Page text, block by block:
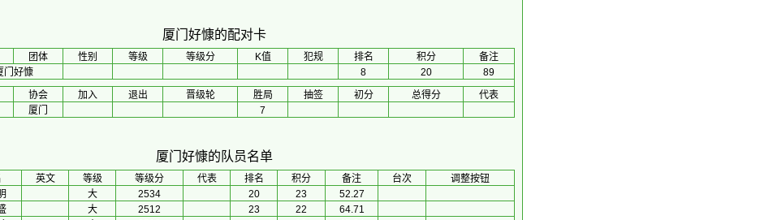
厦门好慷的配对卡
团体 性别 等级 等级分 K值 犯规 排名 积分
备注
门好慷 8 20
89
协会 加入 退出 晋级轮 胜局 抽签 初分 总得分
代表
厦门
7
厦门好慷的队员名单
英文 等级 等级分 代表 排名 积分 备注 台次
调整按钮
大 2534 20 23
52.27
大 2512 23 22
64.71